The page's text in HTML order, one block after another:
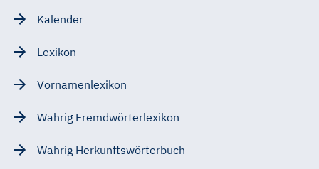
Kalender
Lexikon
Vornamenlexikon
Wahrig Fremdwörterlexikon
Wahrig Herkunftswörterbuch